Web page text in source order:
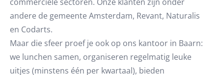
andere de gemeente Amsterdam, Revant, Naturalis
en Codarts.
Maar die sfeer proef je ook op ons kantoor in Baarn:
we lunchen samen, organiseren regelmatig leuke
uitjes (minstens één per kwartaal), bieden